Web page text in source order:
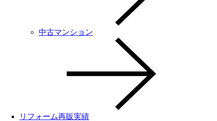
中古マンション
リフォーム再販実績